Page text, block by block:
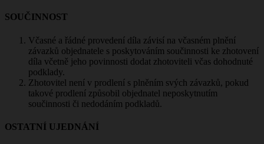
SOUČINNOST
Včasné a řádné provedení díla závisí na včasném plnění
závazků objednatele s poskytováním součinnosti ke zhotovení
díla včetně jeho povinnosti dodat zhotoviteli včas dohodnuté
podklady.
Zhotovitel není v prodlení s plněním svých závazků, pokud
takové prodlení způsobil objednatel neposkytnutím
součinnosti či nedodáním podkladů.
OSTATNÍ UJEDNÁNÍ